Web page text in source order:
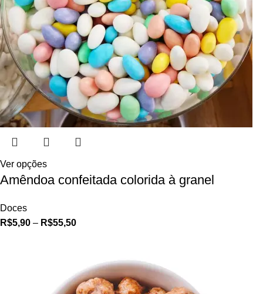
Ver opções
Amêndoa confeitada colorida à granel
Doces
R$5,90 – R$55,50